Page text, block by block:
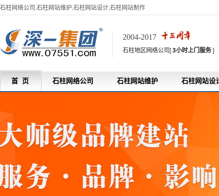
石柱网络公司,石柱网站维护,石柱网站设计,石柱网站制作
2004-2017
石柱地区网络公司[3小时上门服务]
首 页 石柱网络公司 石柱网站维护 石柱网站设